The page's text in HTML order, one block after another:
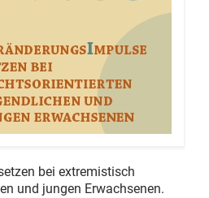
bei extremistisch
und jungen Erwachsenen.